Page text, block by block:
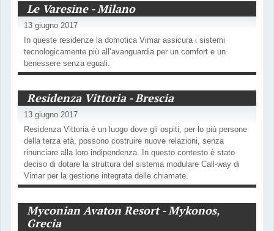
Le Varesine - Milano
13 giugno 2017
In queste residenze la domotica Vimar assicura i sistemi
tecnologicamente più all’avanguardia per un comfort e un
benessere senza eguali.
Residenza Vittoria - Brescia
13 giugno 2017
Residenza Vittoria è un luogo dove gli ospiti, per lo più persone
della terza età, possono costruire nuove relazioni, senza
rinunciare alla loro indipendenza. In questo contesto è stato
deciso di dotare la struttura del sistema modulare Call-way di
Vimar per la gestione integrata delle chiamate.
Myconian Avaton Resort - Mykonos,
Grecia